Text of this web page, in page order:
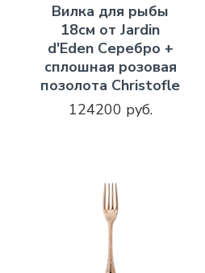
Вилка для рыбы
18см от Jardin
d'Eden Серебро +
сплошная розовая
позолота Christofle
124200 руб.